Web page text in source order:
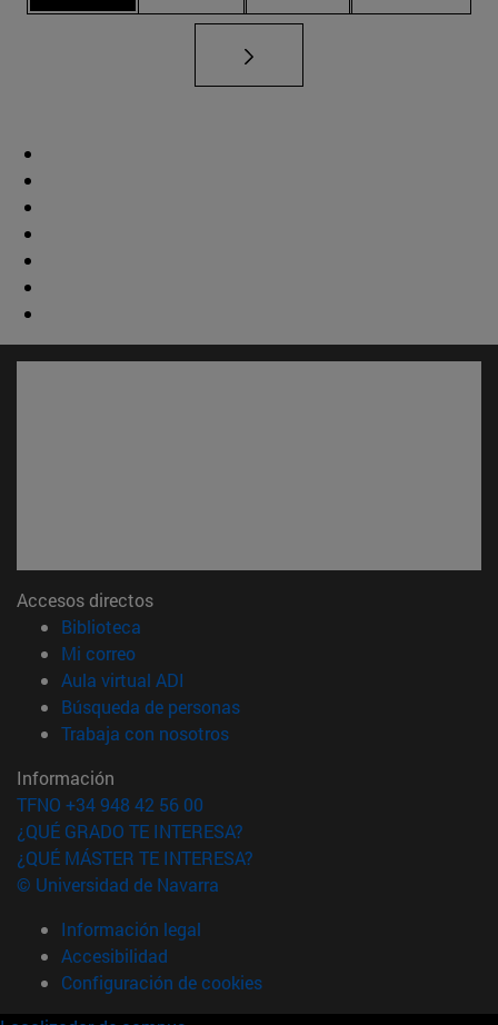
Accesos directos
Biblioteca
Mi correo(abre en nueva ventana)
Aula virtual ADI
Búsqueda de personas(abre en nueva ventana)
Trabaja con nosotros(abre en nueva ventana)
Información
TFNO +34 948 42 56 00
¿QUÉ GRADO TE INTERESA?
¿QUÉ MÁSTER TE INTERESA?
© Universidad de Navarra
Información legal
Accesibilidad
Configuración de cookies